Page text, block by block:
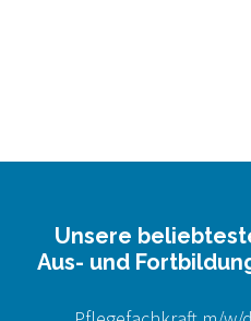
Unsere
Aus- und